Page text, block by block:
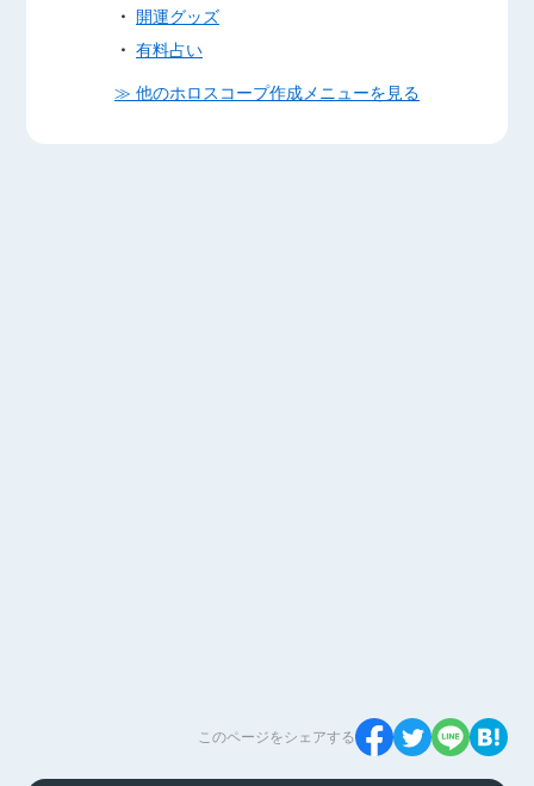
・ 開運グッズ
・ 有料占い
≫ 他のホロスコープ作成メニューを見る
このページをシェアする